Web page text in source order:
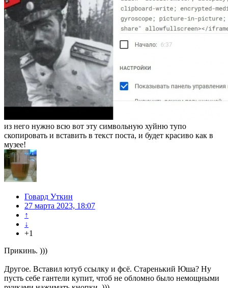
из него нужно всю вот эту символьную хуйню тупо
скопировать и вставить в текст поста, и будет красиво как в
музее!
Говард Уткин
27 марта 2023, 18:07
↑
↓
+1
Прикинь. )))
Другое. Вставил ютуб ссылку и фсё. Старенький Юша? Ну
пусть себе гантели купит, чтоб не обломно было немощными